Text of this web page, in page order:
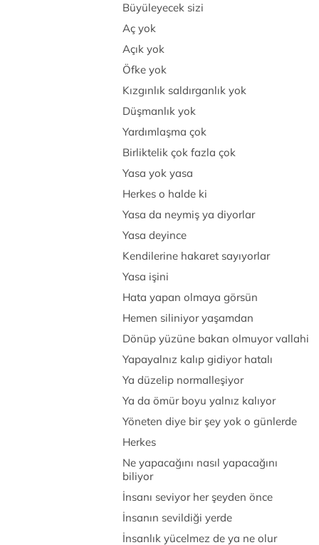
Büyüleyecek sizi
Aç yok
Açık yok
Öfke yok
Kızgınlık saldırganlık yok
Düşmanlık yok
Yardımlaşma çok
Birliktelik çok fazla çok
Yasa yok yasa
Herkes o halde ki
Yasa da neymiş ya diyorlar
Yasa deyince
Kendilerine hakaret sayıyorlar
Yasa işini
Hata yapan olmaya görsün
Hemen siliniyor yaşamdan
Dönüp yüzüne bakan olmuyor vallahi
Yapayalnız kalıp gidiyor hatalı
Ya düzelip normalleşiyor
Ya da ömür boyu yalnız kalıyor
Yöneten diye bir şey yok o günlerde
Herkes
Ne yapacağını nasıl yapacağını
biliyor
İnsanı seviyor her şeyden önce
İnsanın sevildiği yerde
İnsanlık yücelmez de ya ne olur